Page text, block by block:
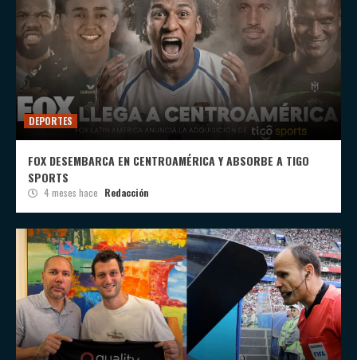
DEPORTES
FOX DESEMBARCA EN CENTROAMÉRICA Y ABSORBE A TIGO
SPORTS
4 meses hace Redacción